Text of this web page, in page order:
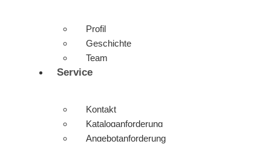
Profil
Geschichte
Team
Service
Kontakt
Kataloganforderung
Angebotanforderung